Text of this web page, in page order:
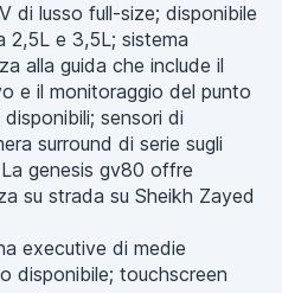
di lusso full-size; disponibile
2,5L e 3,5L; sistema
alla guida che include il
e il monitoraggio del punto
sensori di
surround di serie sugli
genesis gv80 offre
su strada su Sheikh Zayed
executive di medie
disponibile; touchscreen